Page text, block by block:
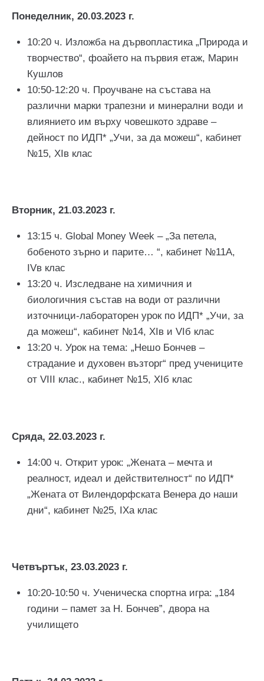
Понеделник, 20.03.2023 г.
10:20 ч. Изложба на дървопластика „Природа и
творчество“, фоайето на първия етаж, Марин
Кушлов
10:50-12:20 ч. Проучване на състава на
различни марки трапезни и минерални води и
влиянието им върху човешкото здраве –
дейност по ИДП* „Учи, за да можеш“, кабинет
№15, XIв клас
Вторник, 21.03.2023 г.
13:15 ч. Global Money Week – „За петела,
бобеното зърно и парите… “, кабинет №11А,
IVв клас
13:20 ч. Изследване на химичния и
биологичния състав на води от различни
източници-лабораторен урок по ИДП* „Учи, за
да можеш“, кабинет №14, XIв и VIб клас
13:20 ч. Урок на тема: „Нешо Бончев –
страдание и духовен възторг“ пред учениците
от VIII клас., кабинет №15, XIб клас
Сряда, 22.03.2023 г.
14:00 ч. Открит урок: „Жената – мечта и
реалност, идеал и действителност“ по ИДП*
„Жената от Вилендорфската Венера до наши
дни“, кабинет №25, IXа клас
Четвъртък, 23.03.2023 г.
10:20-10:50 ч. Ученическа спортна игра: „184
години – памет за Н. Бончев”, двора на
училището